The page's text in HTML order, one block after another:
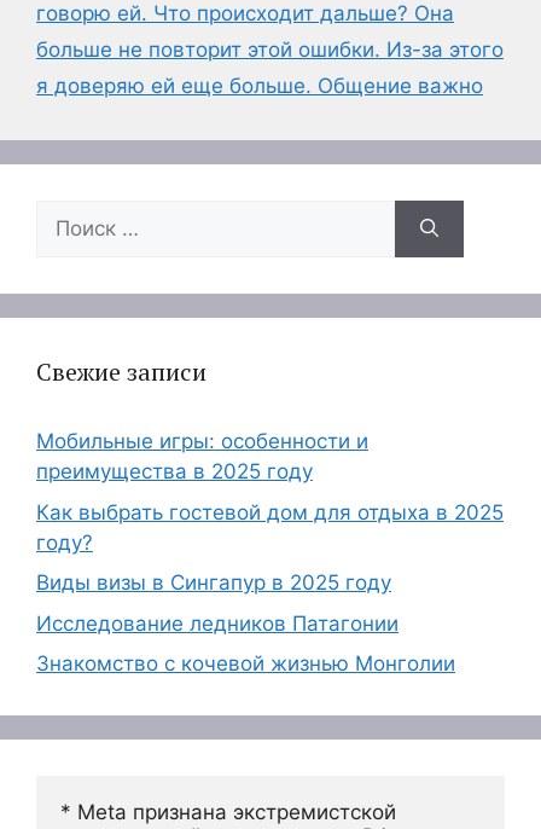
говорю ей. Что происходит дальше? Она
больше не повторит этой ошибки. Из-за этого
я доверяю ей еще больше. Общение важно
Поиск:
Свежие записи
Мобильные игры: особенности и
преимущества в 2025 году
Как выбрать гостевой дом для отдыха в 2025
году?
Виды визы в Сингапур в 2025 году
Исследование ледников Патагонии
Знакомство с кочевой жизнью Монголии
* Meta признана экстремистской